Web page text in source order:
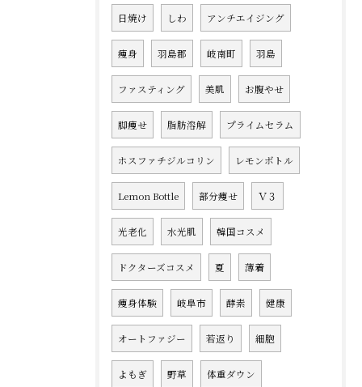
日焼け しわ アンチエイジング
痩身 羽島郡 岐南町 羽島
ファスティング 美肌 お腹やせ
脚痩せ 脂肪溶解 プライムセラム
ホスファチジルコリン レモンボトル
Lemon Bottle 部分痩せ Ｖ３
光老化 水光肌 韓国コスメ
ドクターズコスメ 夏 薄着
痩身体験 岐阜市 酵素 健康
オートファジー 若返り 細胞
よもぎ 野草 体重ダウン